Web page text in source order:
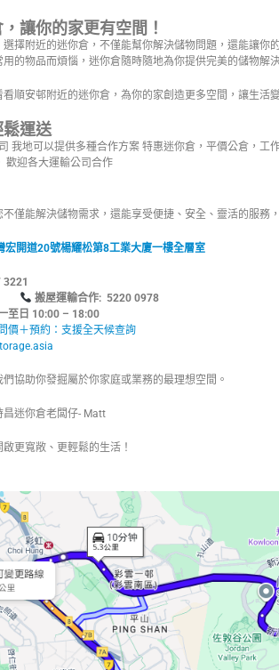
讓你的家更有空間！
擇附近的迷你倉，不僅能幫你解決儲物問題，還能讓你
的物品而煩惱，迷你倉隨時隨地為你提供完美的儲物解
順安邨附近的迷你倉，為你的家創造更多空間，讓生活
運送
我地可以提供多種合作方案 特惠迷你倉，平價公倉，工
歡迎各大運輸公司合作
不僅能解決儲物需求，還能享受便捷、安全、靈活的服務
宏開道20號楊耀松第8工業大廈一樓全層室
熱線：
搬屋運輸合作: 5220 0978
一至日 10:00 – 18:00
價＋預約：支援全天候查詢
協助你發掘屬於你家庭或業務的最理想空間。
昌迷你倉老闆仔- Matt
更寬敞、更輕鬆的生活！